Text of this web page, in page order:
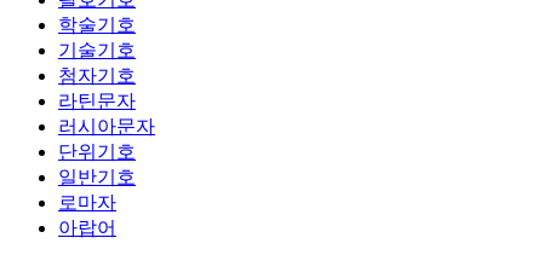
학술기호
기술기호
첨자기호
라틴문자
러시아문자
단위기호
일반기호
로마자
아랍어